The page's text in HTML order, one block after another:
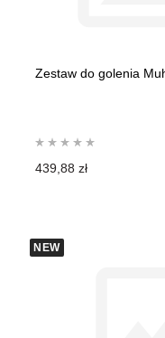
Zestaw do golenia
439,88 zł
NEW